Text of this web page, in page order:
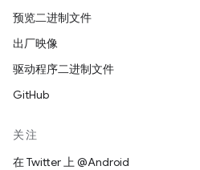
预览二进制文件
出厂映像
驱动程序二进制文件
GitHub
关注
在 Twitter 上 @Android